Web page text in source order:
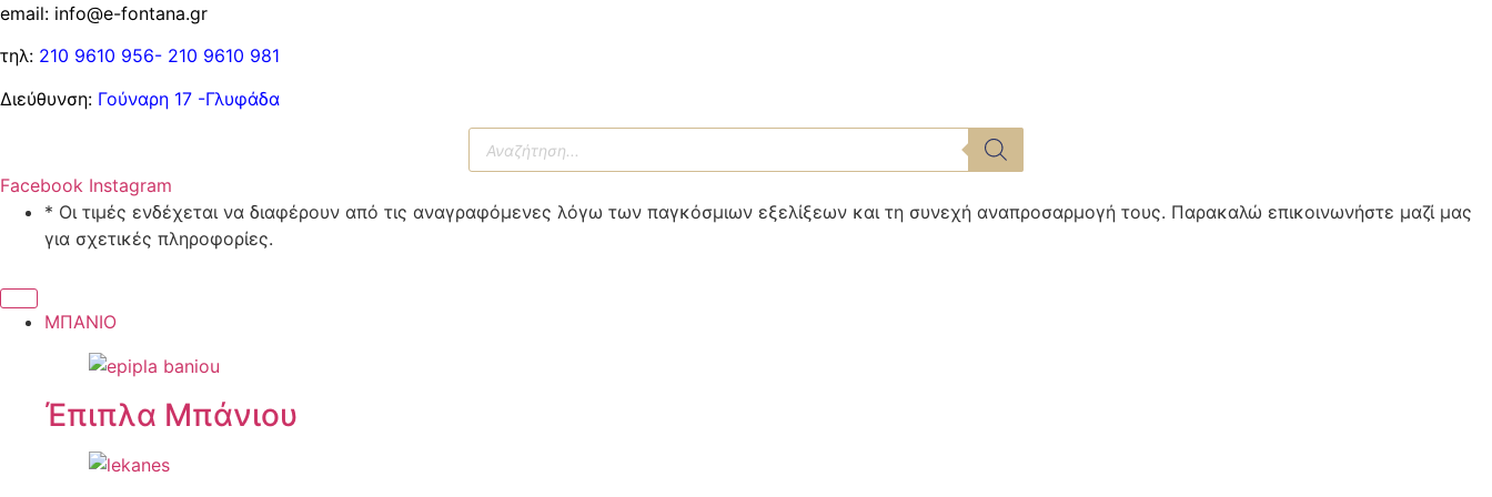
email: info@e-fontana.gr
τηλ: 210 9610 956- 210 9610 981
Διεύθυνση: Γούναρη 17 -Γλυφάδα
Αναζήτηση
προϊόντων
Facebook Instagram
* Οι τιμές ενδέχεται να διαφέρουν από τις αναγραφόμενες λόγω των παγκόσμιων εξελίξεων και τη συνεχή αναπροσαρμογή τους. Παρακαλώ επικοινωνήστε μαζί μας
για σχετικές πληροφορίες.
ΜΠΑΝΙΟ
Έπιπλα Μπάνιου